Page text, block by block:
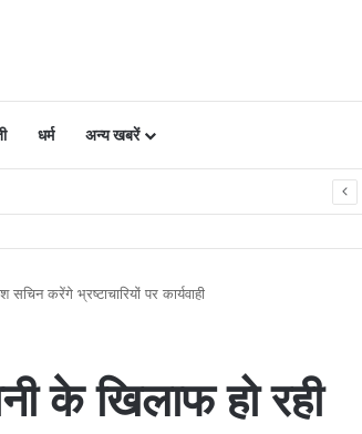
धर्म अन्य खबरें
दो पर FIR
करेंगे भ्रष्टाचारियों पर कार्यवाही
के खिलाफ हो रही